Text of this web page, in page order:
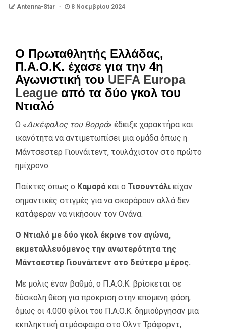
Antenna-Star 8 Νοεμβρίου 2024
Ο Πρωταθλητής Ελλάδας,
Π.Α.Ο.Κ. έχασε για την 4η
Αγωνιστική του UEFA Europa
League από τα δύο γκολ του
Ντιαλό
Ο «Δικέφαλος του Βορρά» έδειξε χαρακτήρα και
ικανότητα να αντιμετωπίσει μια ομάδα όπως η
Μάντσεστερ Γιουνάιτεντ, τουλάχιστον στο πρώτο
ημίχρονο.
Παίκτες όπως ο Καμαρά και ο Τισουντάλι είχαν
σημαντικές στιγμές για να σκοράρουν αλλά δεν
κατάφεραν να νικήσουν τον Ονάνα.
Ο Ντιαλό με δύο γκολ έκρινε τον αγώνα,
εκμεταλλευόμενος την ανωτερότητα της
Μάντσεστερ Γιουνάιτεντ στο δεύτερο μέρος.
Με μόλις έναν βαθμό, ο Π.Α.Ο.Κ. βρίσκεται σε
δύσκολη θέση για πρόκριση στην επόμενη φάση,
όμως οι 4.000 φίλοι του Π.Α.Ο.Κ. δημιούργησαν μια
εκπληκτική ατμόσφαιρα στο Όλντ Τράφορντ,